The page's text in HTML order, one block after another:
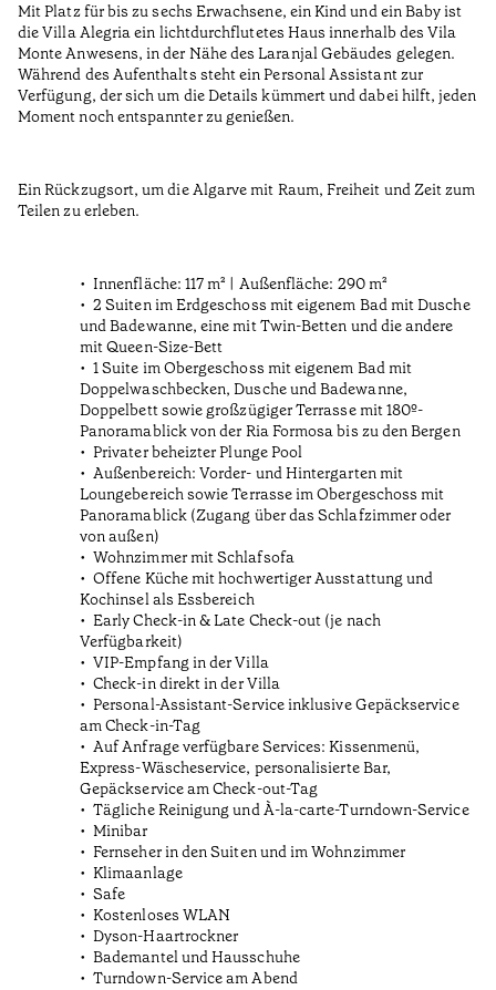
Mit Platz für bis zu sechs Erwachsene, ein Kind und ein Baby ist
die Villa Alegria ein lichtdurchflutetes Haus innerhalb des Vila
Monte Anwesens, in der Nähe des Laranjal Gebäudes gelegen.
Während des Aufenthalts steht ein Personal Assistant zur
Verfügung, der sich um die Details kümmert und dabei hilft, jeden
Moment noch entspannter zu genießen.
Ein Rückzugsort, um die Algarve mit Raum, Freiheit und Zeit zum
Teilen zu erleben.
Innenfläche: 117 m² | Außenfläche: 290 m²
2 Suiten im Erdgeschoss mit eigenem Bad mit Dusche
und Badewanne, eine mit Twin-Betten und die andere
mit Queen-Size-Bett
1 Suite im Obergeschoss mit eigenem Bad mit
Doppelwaschbecken, Dusche und Badewanne,
Doppelbett sowie großzügiger Terrasse mit 180º-
Panoramablick von der Ria Formosa bis zu den Bergen
Privater beheizter Plunge Pool
Außenbereich: Vorder- und Hintergarten mit
Loungebereich sowie Terrasse im Obergeschoss mit
Panoramablick (Zugang über das Schlafzimmer oder
von außen)
Wohnzimmer mit Schlafsofa
Offene Küche mit hochwertiger Ausstattung und
Kochinsel als Essbereich
Early Check-in & Late Check-out (je nach
Verfügbarkeit)
VIP-Empfang in der Villa
Check-in direkt in der Villa
Personal-Assistant-Service inklusive Gepäckservice
am Check-in-Tag
Auf Anfrage verfügbare Services: Kissenmenü,
Express-Wäscheservice, personalisierte Bar,
Gepäckservice am Check-out-Tag
Tägliche Reinigung und À-la-carte-Turndown-Service
Minibar
Fernseher in den Suiten und im Wohnzimmer
Klimaanlage
Safe
Kostenloses WLAN
Dyson-Haartrockner
Bademantel und Hausschuhe
Turndown-Service am Abend